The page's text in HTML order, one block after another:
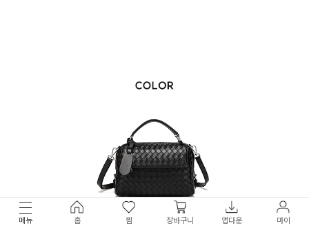
메뉴 홈 찜 장바구니 앱다운 마이